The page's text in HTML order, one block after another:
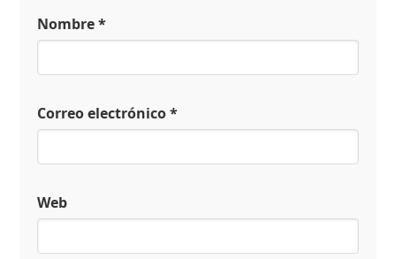
Nombre*
Correo electrónico*
Web